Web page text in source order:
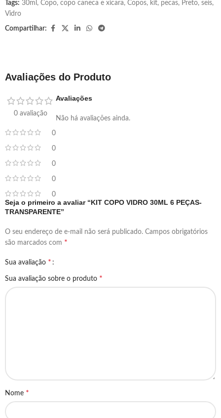
Tags: 30ml , Copo, copo caneca e xicara, Copos, kit, pecas, Preto, seis,
Vidro
Compartilhar:
Avaliações do Produto
0 avaliação
0
0
0
0
0
Avaliações
Não há avaliações ainda.
Seja o primeiro a avaliar “KIT COPO VIDRO 30ML 6 PEÇAS-
TRANSPARENTE”
O seu endereço de e-mail não será publicado. Campos obrigatórios
são marcados com *
Sua avaliação *
Sua avaliação sobre o produto *
Nome *